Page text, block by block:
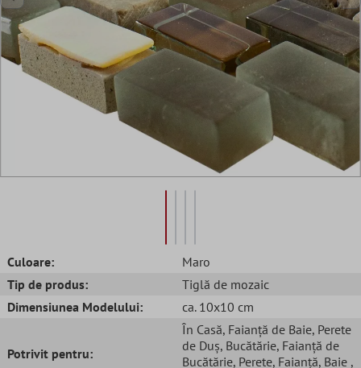
Culoare:
Maro
Tip de produs:
Tiglă de mozaic
Dimensiunea Modelului:
ca. 10x10 cm
Potrivit pentru:
În Casă, Faianță de Baie, Perete
de Duș, Bucătărie, Faianță de
Bucătărie, Perete, Faianță, Baie ,